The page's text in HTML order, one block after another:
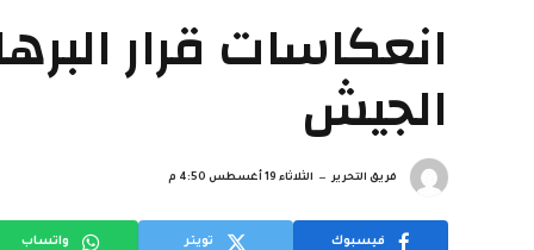
انعكاسات قرار
الجيش
فريق التحرير الثلاثاء 19 أغسطس 4:50 م
فيسبوك تويتر واتساب